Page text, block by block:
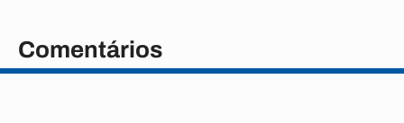
Comentários